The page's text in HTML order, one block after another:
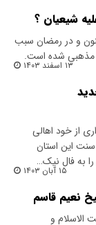
شیعیان ؟
و در رمضان سبب
مذهبی شده است.
۱۳ اسفند ۱۴۰۳
از خود اهالی
این استان
به فال نیک…
۱۵ آبان ۱۴۰۳
نعیم قاسم
الاسلام و